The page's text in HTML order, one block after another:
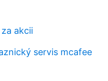
akcii
servis mcafee